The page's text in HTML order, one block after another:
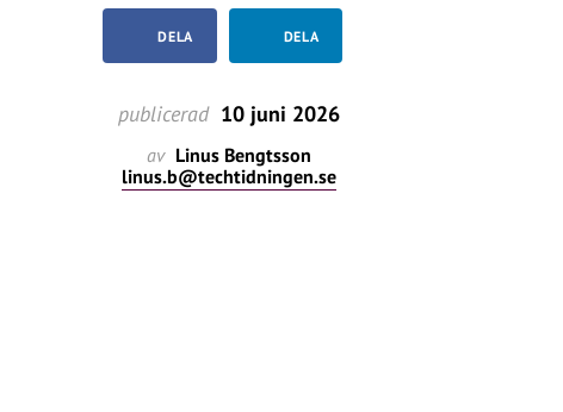
DELA DELA
publicerad 10 juni 2026
av Linus Bengtsson
linus.b@techtidningen.se